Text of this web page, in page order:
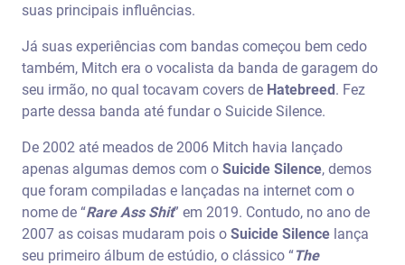
suas principais influências.
Já suas experiências com bandas começou bem cedo
também, Mitch era o vocalista da banda de garagem do
seu irmão, no qual tocavam covers de Hatebreed. Fez
parte dessa banda até fundar o Suicide Silence.
De 2002 até meados de 2006 Mitch havia lançado
apenas algumas demos com o Suicide Silence, demos
que foram compiladas e lançadas na internet com o
nome de “Rare Ass Shit” em 2019. Contudo, no ano de
2007 as coisas mudaram pois o Suicide Silence lança
seu primeiro álbum de estúdio, o clássico “The